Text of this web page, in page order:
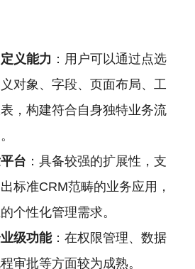
义能力 ：用户可以通过点选
对象、字段、页面布局、工
，构建符合自身独特业务流
台 ：具备较强的扩展性，支
标准CRM范畴的业务应用，
个性化管理需求。
级功能：在权限管理、数据
审批等方面较为成熟。